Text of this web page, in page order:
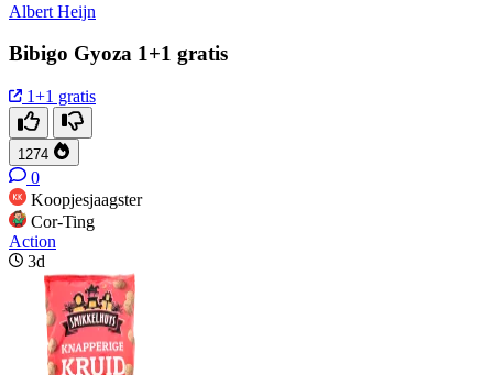
Albert Heijn
Bibigo Gyoza 1+1 gratis
1+1 gratis
1274
0
Koopjesjaagster
Cor-Ting
Action
3d